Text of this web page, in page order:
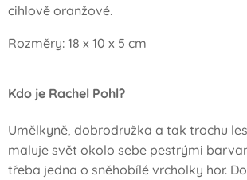
cihlově oranžové.
Rozměry: 18 x 10 x 5 cm
Kdo je Rachel Pohl?
Umělkyně, dobrodružka a tak trochu
maluje svět okolo sebe pestrými
třeba jedna o sněhobílé vrcholky hor.